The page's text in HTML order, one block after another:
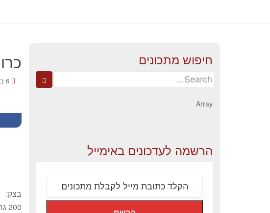
6 בפברואר 2012
בצק:
200 גרם מרגרינה רכה/חמאה רכה/מחמאה רכה/ניתן להכין עם 3/4 כוס שמן אבל אז הבצק יותר קשה לרידוד.
חיפוש מתכונים
Search
Array
הרשמה לעדכונים באימייל